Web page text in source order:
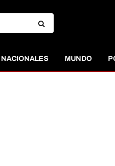
NACIONALES MUNDO